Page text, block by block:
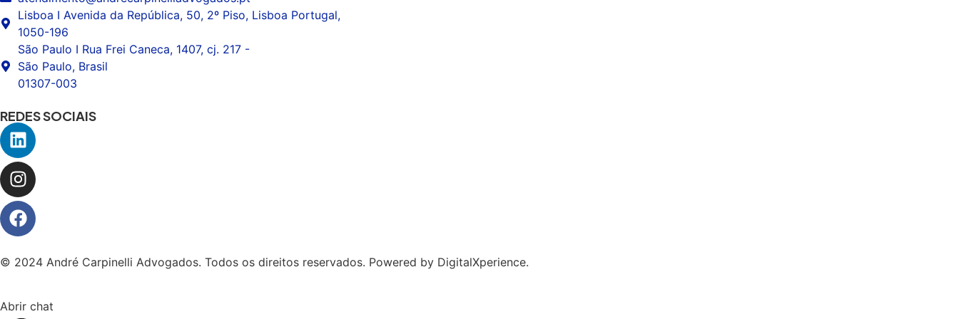
Lisboa I Avenida da República, 50, 2º Piso, Lisboa Portugal,
1050-196
São Paulo I Rua Frei Caneca, 1407, cj. 217 -
São Paulo, Brasil
01307-003
REDES SOCIAIS
© 2024 André Carpinelli Advogados. Todos os direitos reservados. Powered by DigitalXperience.
Abrir chat